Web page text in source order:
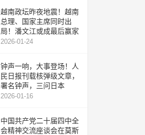
越南政坛昨夜地震！越南
总理、国家主席同时出
局！潘文江或成最后赢家
2026-01-24
钟声一响，大事登场！人
民日报刊载核弹级文章，
署名钟声，三问日本
2026-01-16
中国共产党二十届四中全
会精神交流座谈会在莫斯